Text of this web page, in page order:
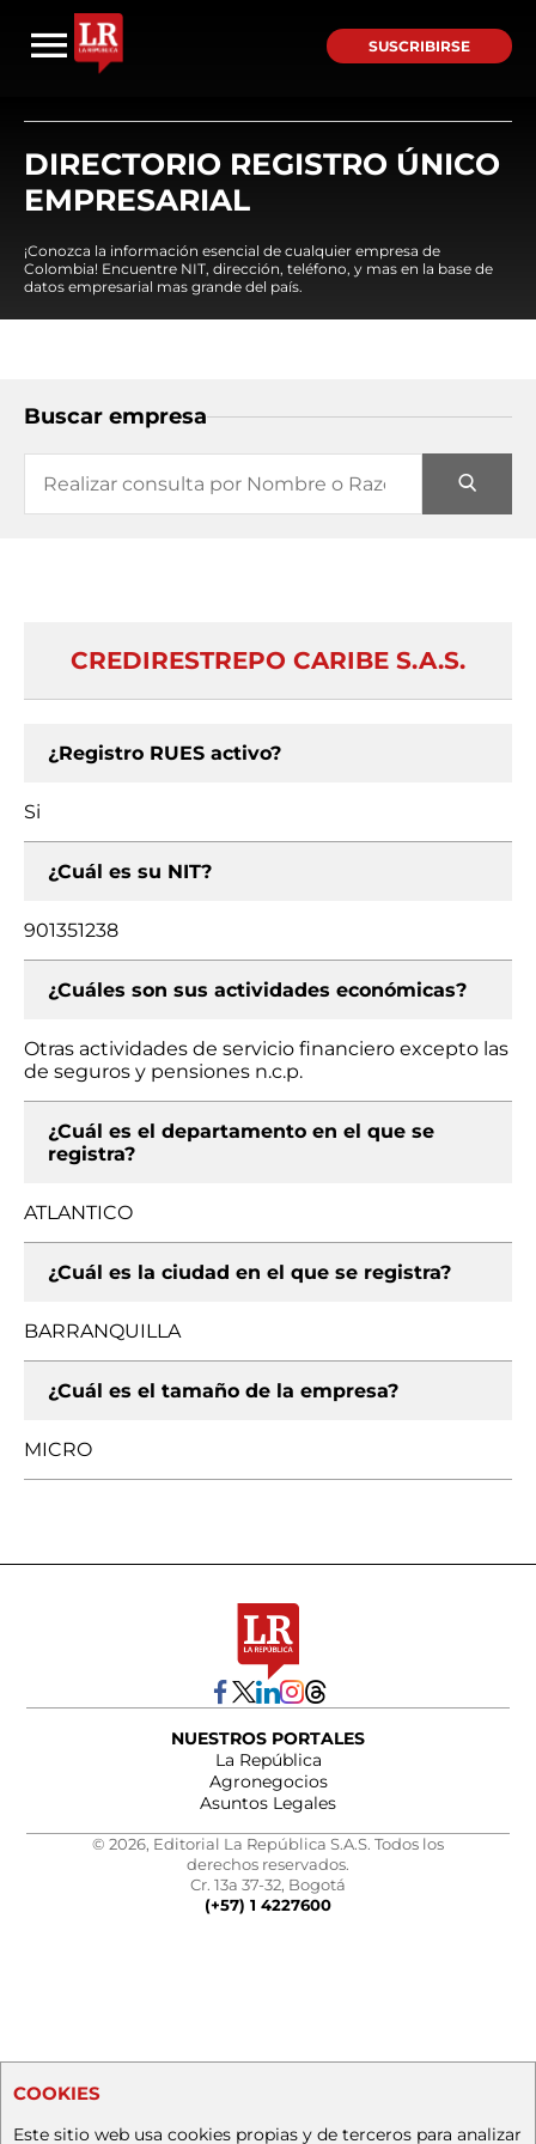
SUSCRIBIRSE
DIRECTORIO REGISTRO ÚNICO
EMPRESARIAL
¡Conozca la información esencial de cualquier empresa de
Colombia! Encuentre NIT, dirección, teléfono, y mas en la base de
datos empresarial mas grande del país.
Buscar empresa
CREDIRESTREPO CARIBE S.A.S.
¿Registro RUES activo?
Si
¿Cuál es su NIT?
901351238
¿Cuáles son sus actividades económicas?
Otras actividades de servicio financiero excepto las
de seguros y pensiones n.c.p.
¿Cuál es el departamento en el que se
registra?
ATLANTICO
¿Cuál es la ciudad en el que se registra?
BARRANQUILLA
¿Cuál es el tamaño de la empresa?
MICRO
NUESTROS PORTALES
La República
Agronegocios
Asuntos Legales
© 2026, Editorial La República S.A.S. Todos los
derechos reservados.
Cr. 13a 37-32, Bogotá
(+57) 1 4227600
COOKIES
Este sitio web usa cookies propias y de terceros para analizar